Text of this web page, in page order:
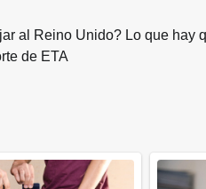
al Reino Unido? Lo que hay
de ETA